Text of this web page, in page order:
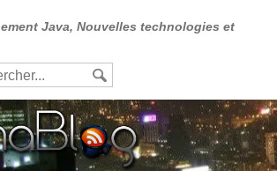
Java, Nouvelles technologies et